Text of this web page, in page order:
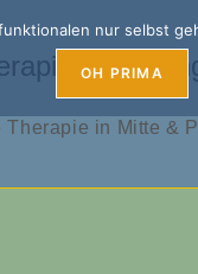
Therapie in Mitte &
nur selbst
OH PRIMA